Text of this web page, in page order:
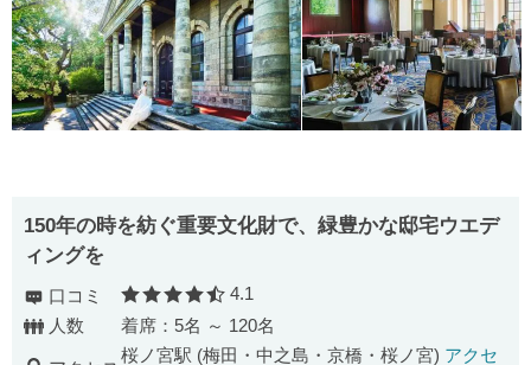
150年の時を紡ぐ重要文化財で、緑豊かな邸宅ウエデ
ィングを
口コミ 口コミ評価
4.1
人数
着席：5名 ～ 120名
桜ノ宮駅 (梅田・中之島・京橋・桜ノ宮) アクセ